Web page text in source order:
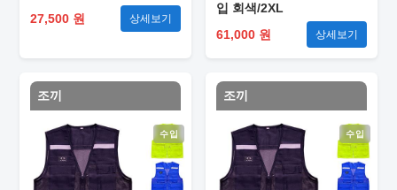
27,500 원
상세보기
입 회색/2XL
61,000 원
상세보기
조끼
수입
조끼
수입